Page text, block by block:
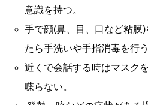
意識を持つ。
手で顔(鼻、目、口など粘膜
たら手洗いや手指消毒を行う
近くで会話する時はマスク
喋らない。